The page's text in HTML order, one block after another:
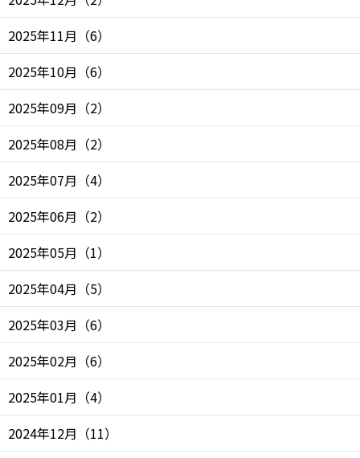
2025年11月 （6）
2025年10月 （6）
2025年09月 （2）
2025年08月 （2）
2025年07月 （4）
2025年06月 （2）
2025年05月 （1）
2025年04月 （5）
2025年03月 （6）
2025年02月 （6）
2025年01月 （4）
2024年12月 （11）